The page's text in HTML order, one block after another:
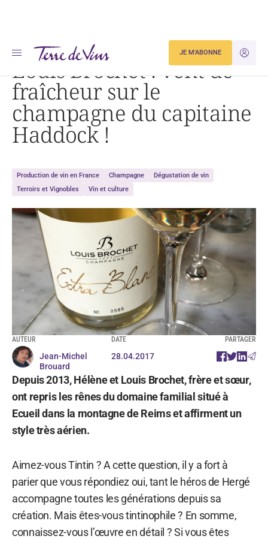
JE
JE M'ABONNE
Accueil Louis Brochet : vent de fraîcheur sur le champagne du capitaine Haddock !
Louis Brochet : vent de
fraîcheur sur le
champagne du capitaine
Haddock !
Production de vin en France Champagne
Dégustation de vin
Terroirs et Vignobles
Vin et culture
AUTEUR
Jean-Michel
Brouard
DATE
28.04.2017
PARTAGER
Depuis 2013, Hélène et Louis Brochet, frère et sœur,
ont repris les rênes du domaine familial situé à
Ecueil dans la montagne de Reims et affirment un
style très aérien.
Aimez-vous Tintin ? A cette question, il y a fort à
parier que vous répondiez oui, tant le héros de Hergé
accompagne toutes les générations depuis sa
création. Mais êtes-vous tintinophile ? En somme,
connaissez-vous l’œuvre en détail ? Si vous êtes